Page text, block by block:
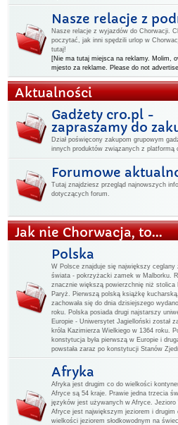
Nasze relacje z
Nasze relacje z wyjazdów do Chorwacji.
poczytać, jak inni spędzili urlop w
tutaj!
[Nie ma tutaj miejsca na reklamy. Molim,
mjesto za reklame. Please do not
Aktualności
Gadżety cro.pl -
zapraszamy do
Dział poświęcony zakupom grupowym
innych produktów związanych z platformą
Forumowe
Tutaj znajdziesz przegląd najnowszych
dotyczących forum.
Jak nie Chorwacja, to...
Polska
W Polsce znajduje się największy ceglany
świata - pokrzyżacki zamek w Malborku.
znacznie większą powierzchnię niż stolica
Paryż. Pierwszą polską książkę
zachowała się do dnia dzisiejszego
roku. Polska posiada drugi najstarszy
Europie - Uniwersytet Jagielloński został
króla Kazimierza Wielkiego w 1364 roku.
konstytucja była pierwszą w Europie i
powstała zaraz po konstytucji Stanów
Afryka
Afryka jest drugim co do wielkości
Afryce są 54 kraje. Prawie jedna trzecia
języków jest używanych w Afryce. Jezioro
Afryce jest największym jeziorem i drugim
wielkości jeziorem słodkowodnym na